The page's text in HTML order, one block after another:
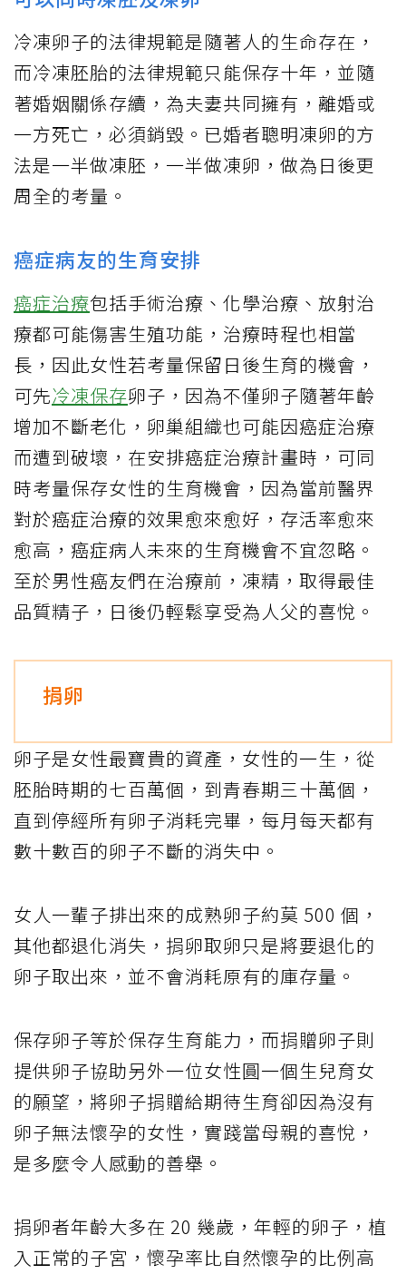
冷凍卵子的法律規範是隨著人的生命存在，
而冷凍胚胎的法律規範只能保存十年，並隨
著婚姻關係存續，為夫妻共同擁有，離婚或
一方死亡，必須銷毀。已婚者聰明凍卵的方
法是一半做凍胚，一半做凍卵，做為日後更
周全的考量。
癌症病友的生育安排
癌症治療包括手術治療、化學治療、放射治
療都可能傷害生殖功能，治療時程也相當
長，因此女性若考量保留日後生育的機會，
可先冷凍保存卵子，因為不僅卵子隨著年齡
增加不斷老化，卵巢組織也可能因癌症治療
而遭到破壞，在安排癌症治療計畫時，可同
時考量保存女性的生育機會，因為當前醫界
對於癌症治療的效果愈來愈好，存活率愈來
愈高，癌症病人未來的生育機會不宜忽略。
至於男性癌友們在治療前，凍精，取得最佳
品質精子，日後仍輕鬆享受為人父的喜悅。
捐卵
卵子是女性最寶貴的資產，女性的一生，從
胚胎時期的七百萬個，到青春期三十萬個，
直到停經所有卵子消耗完畢，每月每天都有
數十數百的卵子不斷的消失中。
女人一輩子排出來的成熟卵子約莫 500 個，
其他都退化消失，捐卵取卵只是將要退化的
卵子取出來，並不會消耗原有的庫存量。
保存卵子等於保存生育能力，而捐贈卵子則
提供卵子協助另外一位女性圓一個生兒育女
的願望，將卵子捐贈給期待生育卻因為沒有
卵子無法懷孕的女性，實踐當母親的喜悅，
是多麼令人感動的善舉。
捐卵者年齡大多在 20 幾歲，年輕的卵子，植
入正常的子宮，懷孕率比自然懷孕的比例高